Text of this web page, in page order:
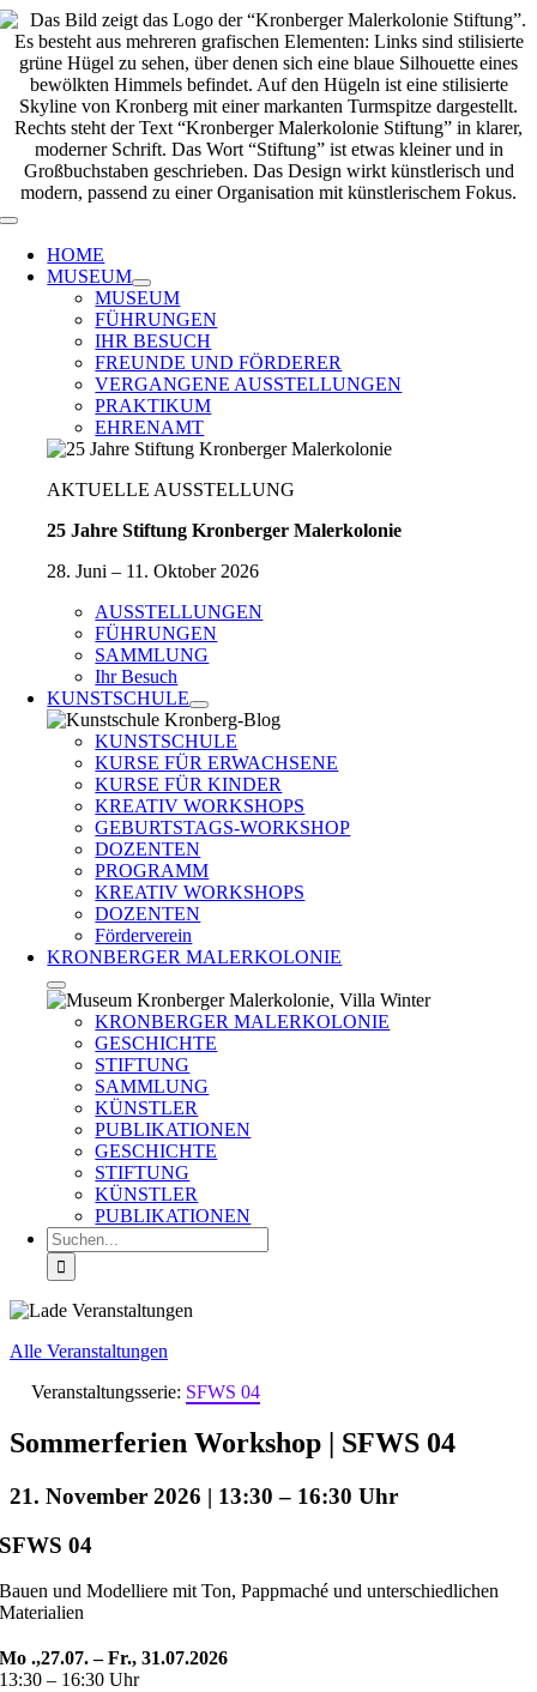
Zum
Inhalt
springen
Toggle
Navigation
HOME
MUSEUM
MUSEUM
FÜHRUNGEN
IHR BESUCH
FREUNDE UND FÖRDERER
VERGANGENE AUSSTELLUNGEN
PRAKTIKUM
EHRENAMT
AKTUELLE AUSSTELLUNG
25 Jahre Stiftung Kronberger Malerkolonie
28. Juni – 11. Oktober 2026
AUSSTELLUNGEN
FÜHRUNGEN
SAMMLUNG
Ihr Besuch
KUNSTSCHULE
KUNSTSCHULE
KURSE FÜR ERWACHSENE
KURSE FÜR KINDER
KREATIV WORKSHOPS
GEBURTSTAGS-WORKSHOP
DOZENTEN
PROGRAMM
KREATIV WORKSHOPS
DOZENTEN
Förderverein
KRONBERGER MALERKOLONIE
KRONBERGER MALERKOLONIE
GESCHICHTE
STIFTUNG
SAMMLUNG
KÜNSTLER
PUBLIKATIONEN
GESCHICHTE
STIFTUNG
KÜNSTLER
PUBLIKATIONEN
Suche
nach:
Alle Veranstaltungen
Veranstaltungsserie: SFWS 04
Sommerferien Workshop | SFWS 04
21. November 2026 | 13:30 – 16:30
SFWS 04
Bauen und Modelliere mit Ton, Pappmaché und unterschiedlichen
Materialien
Mo .,27.07. – Fr., 31.07.2026
13:30 – 16:30 Uhr